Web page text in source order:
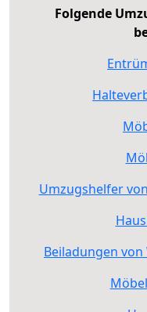
Folgende
Umzugshelfer
Beiladungen